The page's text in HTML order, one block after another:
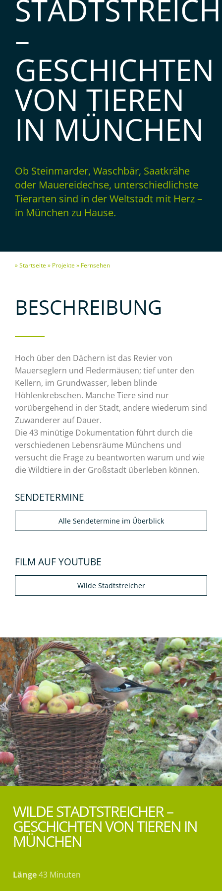
–
GESCHICHTEN
VON TIEREN
IN MÜNCHEN
Ob Steinmarder, Waschbär, Saatkrähe
oder Mauereidechse, unterschiedlichste
Tierarten sind in der Weltstadt mit Herz –
in München zu Hause.
» Startseite» Projekte» Fernsehen
BESCHREIBUNG
Hoch über den Dächern ist das Revier von
Mauerseglern und Fledermäusen; tief unter den
Kellern, im Grundwasser, leben blinde
Höhlenkrebschen. Manche Tiere sind nur
vorübergehend in der Stadt, andere wiederum sind
Zuwanderer auf Dauer.
Die 43 minütige Dokumentation führt durch die
verschiedenen Lebensräume Münchens und
versucht die Frage zu beantworten warum und wie
die Wildtiere in der Großstadt überleben können.
SENDETERMINE
Alle Sendetermine im Überblick
FILM AUF YOUTUBE
Wilde Stadtstreicher
WILDE STADTSTREICHER –
GESCHICHTEN VON TIEREN IN
MÜNCHEN
Länge43 Minuten